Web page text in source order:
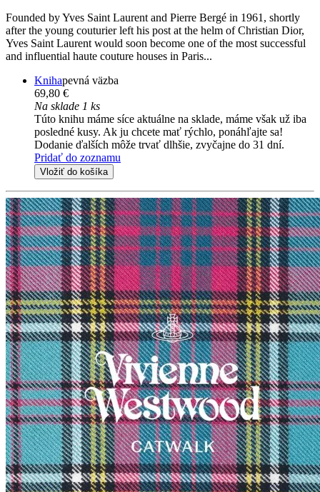
Founded by Yves Saint Laurent and Pierre Bergé in 1961, shortly
after the young couturier left his post at the helm of Christian Dior,
Yves Saint Laurent would soon become one of the most successful
and influential haute couture houses in Paris...
Knihapevná väzba
69,80 €
Na sklade 1 ks
Túto knihu máme síce aktuálne na sklade, máme však už iba
posledné kusy. Ak ju chcete mať rýchlo, ponáhľajte sa!
Dodanie ďalších môže trvať dlhšie, zvyčajne do 31 dní.
Pridať do zoznamu
Vložiť do košíka